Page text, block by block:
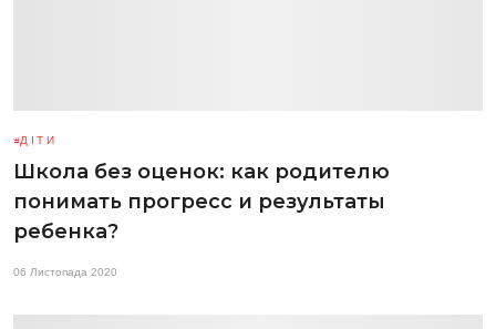
ДІТИ
Школа без оценок: как родителю
понимать прогресс и результаты
ребенка?
06 Листопада 2020